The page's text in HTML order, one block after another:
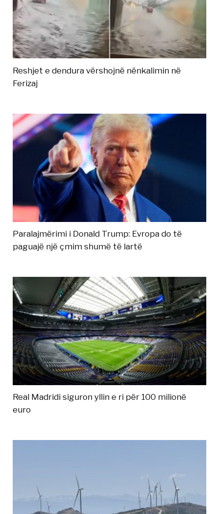
Reshjet e dendura vërshojnë nënkalimin në
Ferizaj
Paralajmërimi i Donald Trump: Evropa do të
paguajë një çmim shumë të lartë
Real Madridi siguron yllin e ri për 100 milionë
euro